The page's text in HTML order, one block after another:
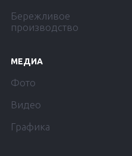
Бережливое
производство
МЕДИА
Фото
Видео
Графика